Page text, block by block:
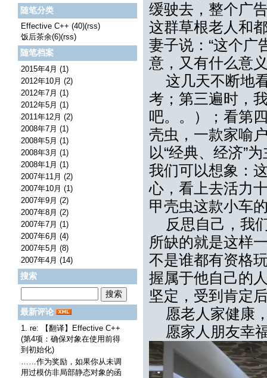
随笔分类
Effective C++ (40)(rss)
饭后茶余(6)(rss)
随笔档案
2015年4月 (1)
2012年10月 (2)
2012年7月 (1)
2012年5月 (1)
2011年12月 (2)
2008年7月 (1)
2008年5月 (1)
2008年3月 (1)
2008年1月 (1)
2007年11月 (2)
2007年10月 (1)
2007年9月 (2)
2007年8月 (2)
2007年7月 (1)
2007年6月 (4)
2007年5月 (8)
2007年4月 (14)
搜索
最新评论
1. re: 【翻译】Effective C++
(第4项：确保对象在使用前得
到初始化)
……作为奖励，如果你从未调
用过模仿非局部静态对象的函
缓驶去，整个广
这群草根老人和
妻子说：“这个广
意，又有什么意
这几天不断地
考；第三遍时，
吧。。）；看第
壳虫，一款家喻
以“经典、经济”
我们可以想象：
心，看上去活力
甲壳虫这款小车
反思自己，我
所缺的就是这样
不是谁都有资格
握属于他自己的
坚定，受到肯定
愿老人家健康
愿家人朋友幸